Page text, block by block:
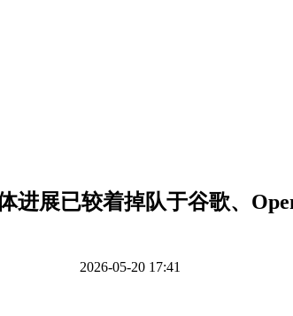
进展已较着掉队于谷歌、
2026-05-20 17:41